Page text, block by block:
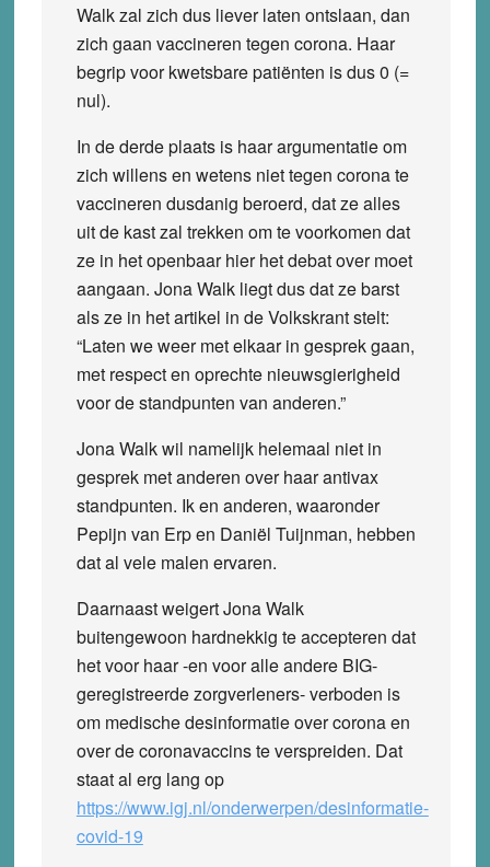
Walk zal zich dus liever laten ontslaan, dan
zich gaan vaccineren tegen corona. Haar
begrip voor kwetsbare patiënten is dus 0 (=
nul).
In de derde plaats is haar argumentatie om
zich willens en wetens niet tegen corona te
vaccineren dusdanig beroerd, dat ze alles
uit de kast zal trekken om te voorkomen dat
ze in het openbaar hier het debat over moet
aangaan. Jona Walk liegt dus dat ze barst
als ze in het artikel in de Volkskrant stelt:
“Laten we weer met elkaar in gesprek gaan,
met respect en oprechte nieuwsgierigheid
voor de standpunten van anderen.”
Jona Walk wil namelijk helemaal niet in
gesprek met anderen over haar antivax
standpunten. Ik en anderen, waaronder
Pepijn van Erp en Daniël Tuijnman, hebben
dat al vele malen ervaren.
Daarnaast weigert Jona Walk
buitengewoon hardnekkig te accepteren dat
het voor haar -en voor alle andere BIG-
geregistreerde zorgverleners- verboden is
om medische desinformatie over corona en
over de coronavaccins te verspreiden. Dat
staat al erg lang op
https://www.igj.nl/onderwerpen/desinformatie-
covid-19